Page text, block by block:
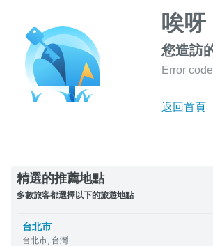
唉呀
您造訪
Error
返回首頁
精選的推薦地點
多數旅客都選擇以下的旅遊地點
台北市
台北市, 台灣